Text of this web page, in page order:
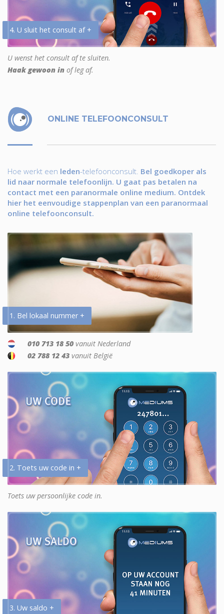
4. U sluit het consult af +
U wenst het consult af te sluiten.
Haak gewoon in of leg af.
ONLINE TELEFOONCONSULT
Hoe werkt een leden-telefoonconsult. Bel goedkoper als
lid naar normale telefoonlijn. U gaat pas betalen na
contact met een paranormale online medium. Ontdek
hier het eenvoudige stappenplan van een paranormaal
online telefoonconsult.
1. Bel lokaal nummer +
010 713 18 50 vanuit Nederland
02 788 12 43 vanuit België
2. Toets uw code in +
Toets uw persoonlijke code in.
3. Uw saldo +